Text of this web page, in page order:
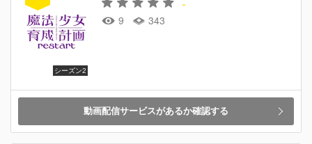
シーズン2
9 343
動画配信サービスがあるか確認する